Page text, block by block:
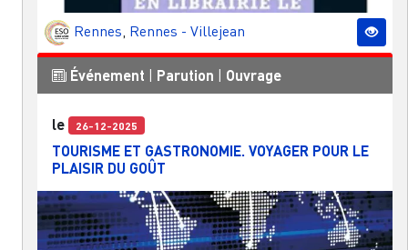
Rennes Rennes - Villejean
Événement | Parution | Ouvrage
le 26-12-2025
TOURISME ET GASTRONOMIE. VOYAGER POUR LE
PLAISIR DU GOÛT